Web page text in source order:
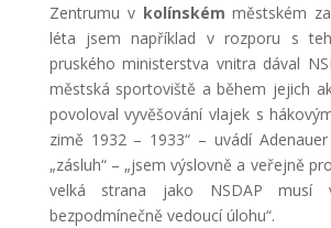
Zentrumu v kolínskémměstském
léta jsem například v rozporu s
pruského ministerstva vnitra dával
městská sportoviště a během jejich
povoloval vyvěšování vlajek s
zimě 1932 – 1933“ – uvádí
„zásluh“ – „jsem výslovně a veřejně
velká strana jako NSDAP musí
bezpodmínečně vedoucí úlohu“.